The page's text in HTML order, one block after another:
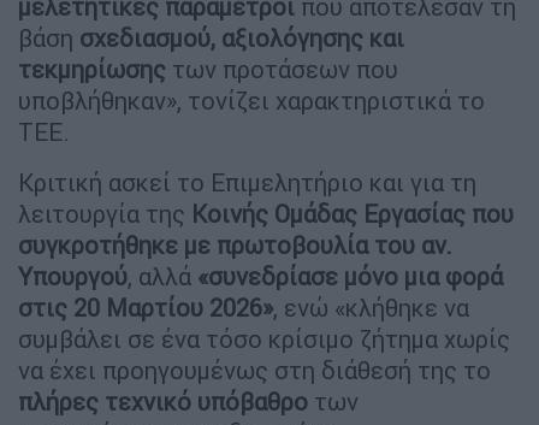
μελετητικές παράμετροι που αποτέλεσαν τη
βάση σχεδιασμού, αξιολόγησης και
τεκμηρίωσης των προτάσεων που
υποβλήθηκαν», τονίζει χαρακτηριστικά το
ΤΕΕ.
Κριτική ασκεί το Επιμελητήριο και για τη
λειτουργία της Κοινής Ομάδας Εργασίας που
συγκροτήθηκε με πρωτοβουλία του αν.
Υπουργού, αλλά «συνεδρίασε μόνο μια φορά
στις 20 Μαρτίου 2026», ενώ «κλήθηκε να
συμβάλει σε ένα τόσο κρίσιμο ζήτημα χωρίς
να έχει προηγουμένως στη διάθεσή της το
πλήρες τεχνικό υπόβαθρο των